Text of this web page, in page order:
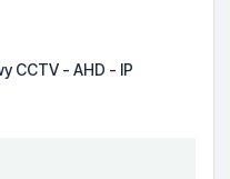
CCTV - AHD - IP